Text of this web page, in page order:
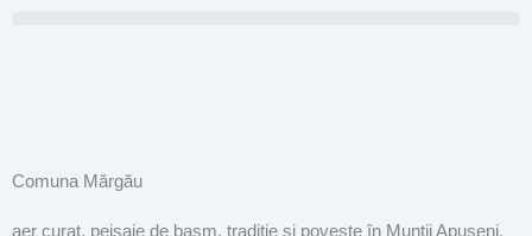
Comuna Mărgău
aer curat, peisaje de basm, tradiție și poveste în Munții Apuseni.